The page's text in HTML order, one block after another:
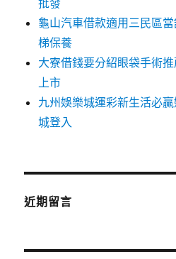
批發
龜山汽車借款適用三民區
梯保養
大寮借錢要分紹眼袋手術
上市
九州娛樂城運彩新生活必
城登入
近期留言